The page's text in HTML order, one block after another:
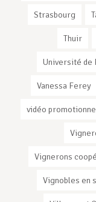
Strasbourg
Thuir
Université de
Vanessa Ferey
vidéo
Vignerons
Vignobles en